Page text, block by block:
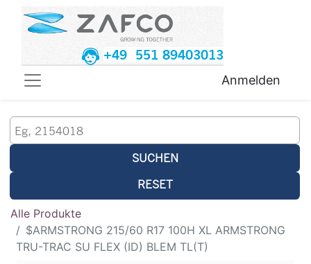
+49 551 89403013
Anmelden
SUCHEN
RESET
Alle Produkte
$ARMSTRONG 215/60 R17 100H XL ARMSTRONG
TRU-TRAC SU FLEX (ID) BLEM TL(T)